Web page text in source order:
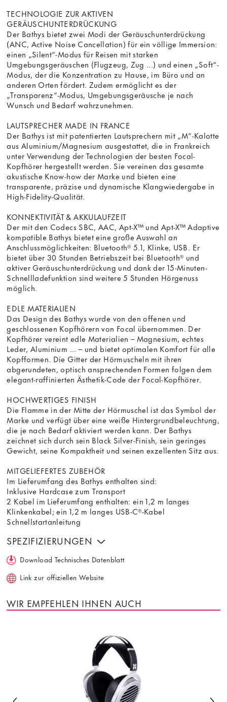
TECHNOLOGIE ZUR AKTIVEN
GERÄUSCHUNTERDRÜCKUNG
Der Bathys bietet zwei Modi der Geräuschunterdrückung
(ANC, Active Noise Cancellation) für ein völlige Immersion:
einen „Silent“-Modus für Reisen mit starken
Umgebungsgeräuschen (Flugzeug, Zug ...) und einen „Soft“-
Modus, der die Konzentration zu Hause, im Büro und an
anderen Orten fördert. Zudem ermöglicht es der
„Transparenz“-Modus, Umgebungsgeräusche je nach
Wunsch und Bedarf wahrzunehmen.
LAUTSPRECHER MADE IN FRANCE
Der Bathys ist mit patentierten Lautsprechern mit „M“-Kalotte
aus Aluminium/Magnesium ausgestattet, die in Frankreich
unter Verwendung der Technologien der besten Focal-
Kopfhörer hergestellt werden. Sie vereinen das gesamte
akustische Know-how der Marke und bieten eine
transparente, präzise und dynamische Klangwiedergabe in
High-Fidelity-Qualität.
KONNEKTIVITÄT & AKKULAUFZEIT
Der mit den Codecs SBC, AAC, Apt-X™ und Apt-X™ Adaptive
kompatible Bathys bietet eine große Auswahl an
Anschlussmöglichkeiten: Bluetooth® 5.1, Klinke, USB. Er
bietet über 30 Stunden Betriebszeit bei Bluetooth® und
aktiver Geräuschunterdrückung und dank der 15-Minuten-
Schnellladefunktion sind weitere 5 Stunden Hörgenuss
möglich.
EDLE MATERIALIEN
Das Design des Bathys wurde von den offenen und
geschlossenen Kopfhörern von Focal übernommen. Der
Kopfhörer vereint edle Materialien – Magnesium, echtes
Leder, Aluminium ... – und bietet optimalen Komfort für alle
Kopfformen. Die Gitter der Hörmuscheln mit ihren
abgerundeten, optisch ansprechenden Formen folgen dem
elegant-raffinierten Ästhetik-Code der Focal-Kopfhörer.
HOCHWERTIGES FINISH
Die Flamme in der Mitte der Hörmuschel ist das Symbol der
Marke und verfügt über eine weiße Hintergrundbeleuchtung,
die je nach Bedarf aktiviert werden kann. Der Bathys
zeichnet sich durch sein Black Silver-Finish, sein geringes
Gewicht, seine Kompaktheit und seinen exzellenten Sitz aus.
MITGELIEFERTES ZUBEHÖR
Im Lieferumfang des Bathys enthalten sind:
Inklusive Hardcase zum Transport
2 Kabel im Lieferumfang enthalten: ein 1,2 m langes
Klinkenkabel; ein 1,2 m langes USB-C®-Kabel
Schnellstartanleitung
SPEZIFIZIERUNGEN
Download Technisches Datenblatt
Link zur offiziellen Website
WIR EMPFEHLEN IHNEN AUCH